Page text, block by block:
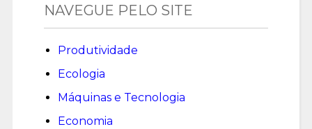
NAVEGUE PELO SITE
Produtividade
Ecologia
Máquinas e Tecnologia
Economia